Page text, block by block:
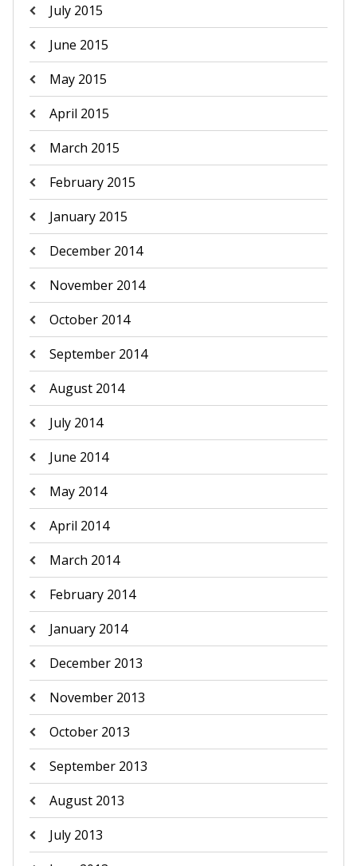
July 2015
June 2015
May 2015
April 2015
March 2015
February 2015
January 2015
December 2014
November 2014
October 2014
September 2014
August 2014
July 2014
June 2014
May 2014
April 2014
March 2014
February 2014
January 2014
December 2013
November 2013
October 2013
September 2013
August 2013
July 2013